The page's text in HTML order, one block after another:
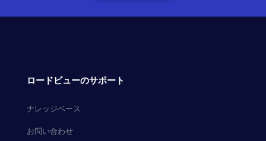
ロードビューのサポート
ナレッジベース
お問い合わせ